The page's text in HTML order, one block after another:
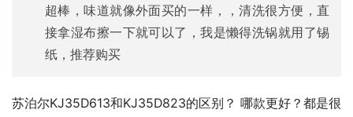
超棒，味道就像外面买的一样，，清洗很方便，直
接拿湿布擦一下就可以了，我是懒得洗锅就用了锡
纸，推荐购买
苏泊尔KJ35D613和KJ35D823的区别？ 哪款更好？都是很